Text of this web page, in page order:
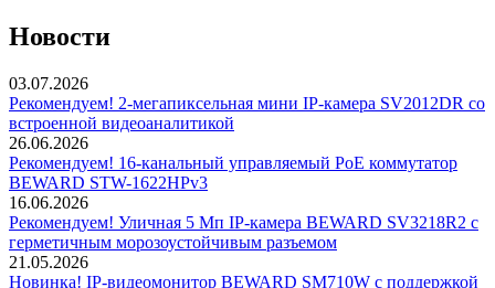
Новости
03.07.2026
Рекомендуем! 2-мегапиксельная мини IP-камера SV2012DR со
встроенной видеоаналитикой
26.06.2026
Рекомендуем! 16-канальный управляемый PoE коммутатор
BEWARD STW-1622HPv3
16.06.2026
Рекомендуем! Уличная 5 Мп IP-камера BEWARD SV3218R2 с
герметичным морозоустойчивым разъемом
21.05.2026
Новинка! IP-видеомонитор BEWARD SM710W с поддержкой